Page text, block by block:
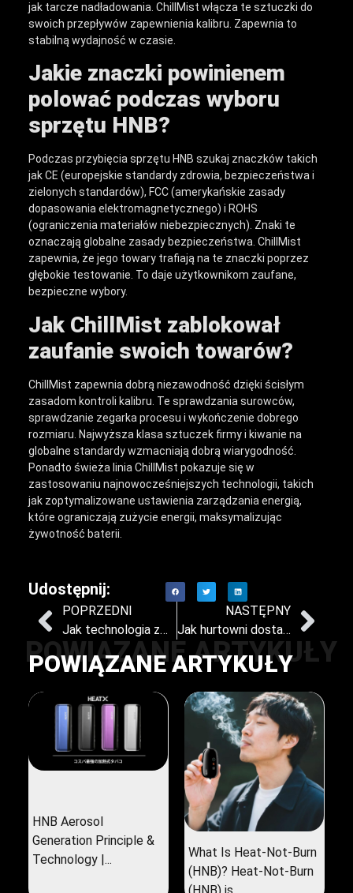
jak tarcze nadładowania. ChillMist włącza te sztuczki do
swoich przepływów zapewnienia kalibru. Zapewnia to
stabilną wydajność w czasie.
Jakie znaczki powinienem
polować podczas wyboru
sprzętu HNB?
Podczas przybięcia sprzętu HNB szukaj znaczków takich
jak CE (europejskie standardy zdrowia, bezpieczeństwa i
zielonych standardów), FCC (amerykańskie zasady
dopasowania elektromagnetycznego) i ROHS
(ograniczenia materiałów niebezpiecznych). Znaki te
oznaczają globalne zasady bezpieczeństwa. ChillMist
zapewnia, że jego towary trafiają na te znaczki poprzez
głębokie testowanie. To daje użytkownikom zaufane,
bezpieczne wybory.
Jak ChillMist zablokował
zaufanie swoich towarów?
ChillMist zapewnia dobrą niezawodność dzięki ścisłym
zasadom kontroli kalibru. Te sprawdzania surowców,
sprawdzanie zegarka procesu i wykończenie dobrego
rozmiaru. Najwyższa klasa sztuczek firmy i kiwanie na
globalne standardy wzmacniają dobrą wiarygodność.
Ponadto świeża linia ChillMist pokazuje się w
zastosowaniu najnowocześniejszych technologii, takich
jak zoptymalizowane ustawienia zarządzania energią,
które ograniczają zużycie energii, maksymalizując
żywotność baterii.
Udostępnij:
POPRZEDNI
Jak technologia zmienia doświadczenie użytkownika produktów HNB
NASTĘPNY
Jak hurtowni dostawcy HNB mogą skutecznie przenikać nowe rynki
POWIĄZANE ARTYKUŁY
POWIĄZANE ARTYKUŁY
HNB Aerosol
Generation Principle &
Technology |...
What Is Heat-Not-Burn
(HNB)? Heat-Not-Burn